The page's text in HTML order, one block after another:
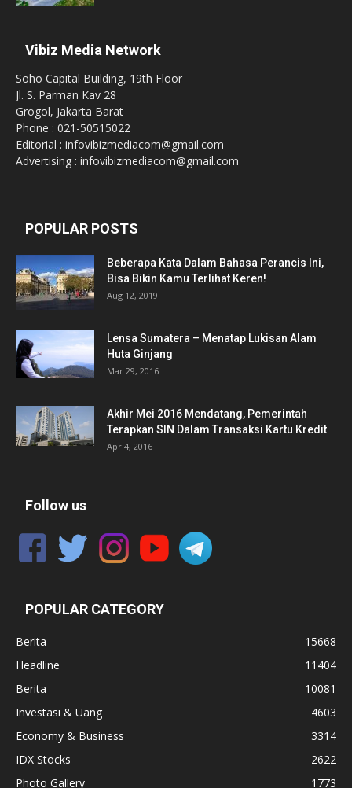
Vibiz Media Network
Soho Capital Building, 19th Floor
Jl. S. Parman Kav 28
Grogol, Jakarta Barat
Phone : 021-50515022
Editorial : infovibizmediacom@gmail.com
Advertising : infovibizmediacom@gmail.com
POPULAR POSTS
Beberapa Kata Dalam Bahasa Perancis Ini,
Bisa Bikin Kamu Terlihat Keren!
Aug 12, 2019
Lensa Sumatera – Menatap Lukisan Alam
Huta Ginjang
Mar 29, 2016
Akhir Mei 2016 Mendatang, Pemerintah
Terapkan SIN Dalam Transaksi Kartu Kredit
Apr 4, 2016
Follow us
POPULAR CATEGORY
Berita
15668
Headline
11404
Berita
10081
Investasi & Uang
4603
Economy & Business
3314
IDX Stocks
2622
Photo Gallery
1773